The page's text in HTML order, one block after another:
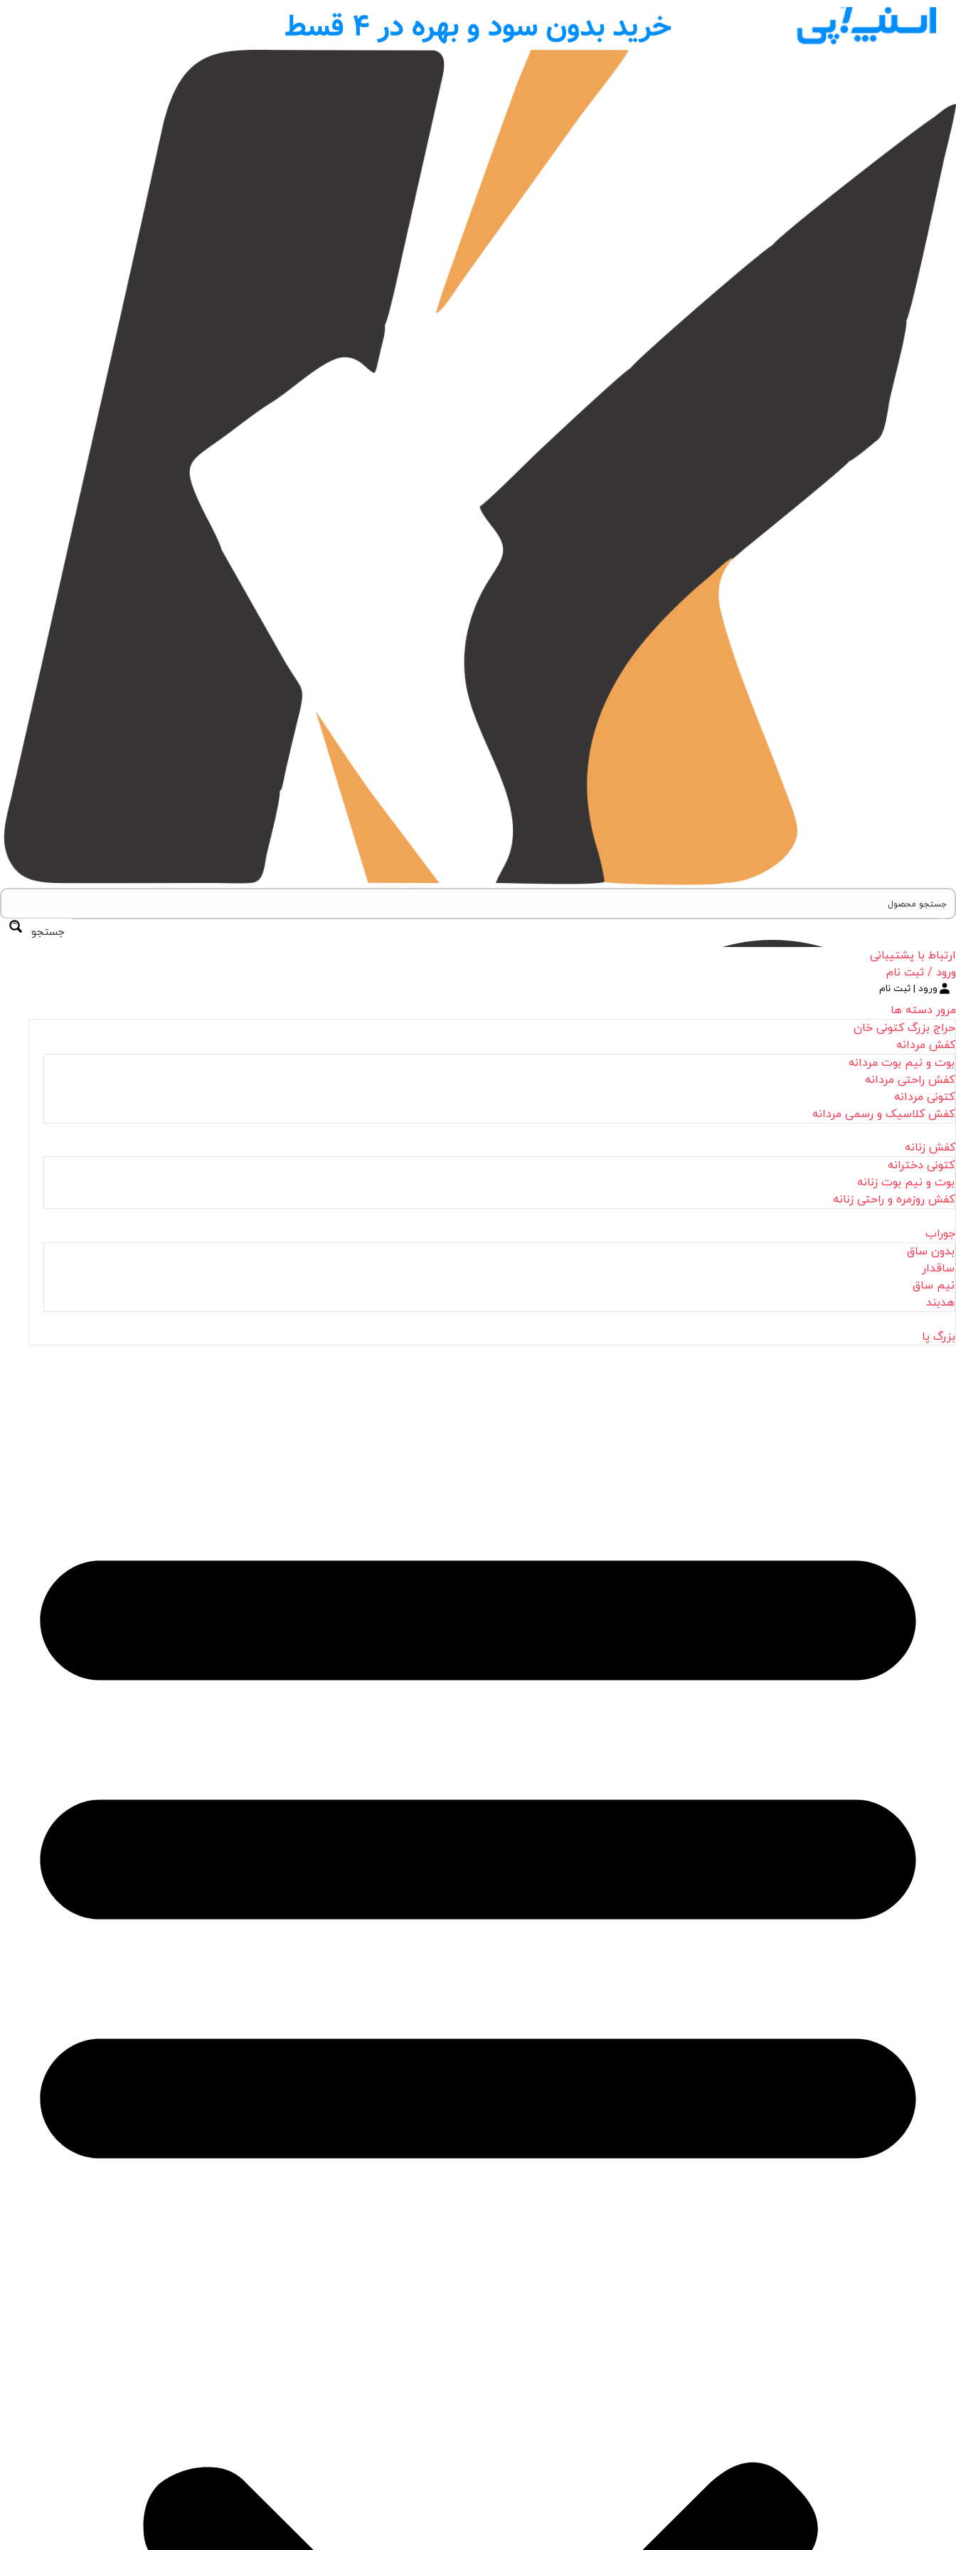
جستجو
ارتباط با پشتیبانی
ورود / ثبت نام
ورود | ثبت نام
مرور دسته ها
حراج بزرگ کتونی خان
کفش مردانه
بوت و نیم بوت مردانه
کفش راحتی مردانه
کتونی مردانه
کفش کلاسیک و رسمی مردانه
کفش زنانه
کتونی دخترانه
بوت و نیم بوت زنانه
کفش روزمره و راحتی زنانه
جوراب
بدون ساق
ساقدار
نیم ساق
هدبند
بزرگ پا